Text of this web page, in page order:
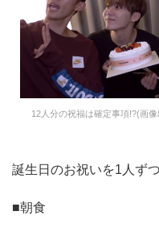
12人分の祝福は確定事項!?(画
誕生日のお祝いを1人ず
■朝食